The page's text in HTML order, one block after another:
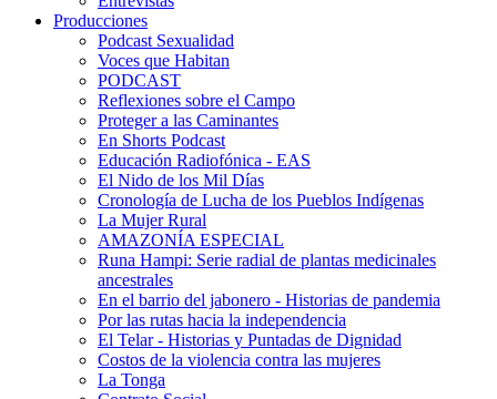
Producciones
Podcast Sexualidad
Voces que Habitan
PODCAST
Reflexiones sobre el Campo
Proteger a las Caminantes
En Shorts Podcast
Educación Radiofónica - EAS
El Nido de los Mil Días
Cronología de Lucha de los Pueblos Indígenas
La Mujer Rural
AMAZONÍA ESPECIAL
Runa Hampi: Serie radial de plantas medicinales
ancestrales
En el barrio del jabonero - Historias de pandemia
Por las rutas hacia la independencia
El Telar - Historias y Puntadas de Dignidad
Costos de la violencia contra las mujeres
La Tonga